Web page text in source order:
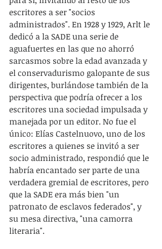
escritores a ser "socios
administrados". En 1928 y 1929, Arlt le
dedicó a la SADE una serie de
aguafuertes en las que no ahorró
sarcasmos sobre la edad avanzada y
el conservadurismo galopante de sus
dirigentes, burlándose también de la
perspectiva que podría ofrecer a los
escritores una sociedad impulsada y
manejada por un editor. No fue el
único: Elías Castelnuovo, uno de los
escritores a quienes se invitó a ser
socio administrado, respondió que le
habría encantado ser parte de una
verdadera gremial de escritores, pero
que la SADE era más bien "un
patronato de esclavos federados", y
su mesa directiva, "una camorra
literaria".